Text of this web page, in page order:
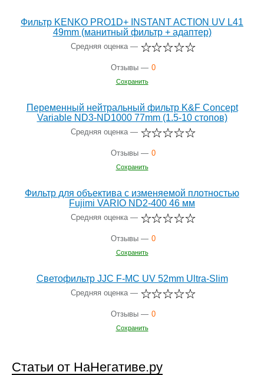
Фильтр KENKO PRO1D+ INSTANT ACTION UV L41
49mm (манитный фильтр + адаптер)
Средняя оценка —
Отзывы — 0
Сохранить
Переменный нейтральный фильтр K&F Concept
Variable ND3-ND1000 77mm (1.5-10 стопов)
Средняя оценка —
Отзывы — 0
Сохранить
Фильтр для объектива с изменяемой плотностью
Fujimi VARIO ND2-400 46 мм
Средняя оценка —
Отзывы — 0
Сохранить
Светофильтр JJC F-MC UV 52mm Ultra-Slim
Средняя оценка —
Отзывы — 0
Сохранить
Статьи от НаНегативе.ру